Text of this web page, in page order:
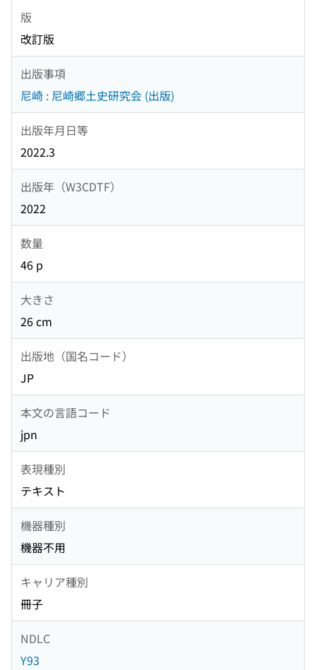
版
改訂版
出版事項
尼崎 : 尼崎郷土史研究会 (出版)
出版年月日等
2022.3
出版年（W3CDTF）
2022
数量
46 p
大きさ
26 cm
出版地（国名コード）
JP
本文の言語コード
jpn
表現種別
テキスト
機器種別
機器不用
キャリア種別
冊子
NDLC
Y93